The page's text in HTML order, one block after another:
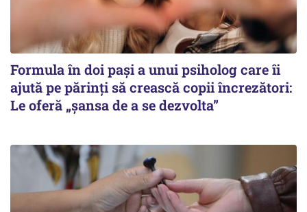
Formula în doi pași a unui psiholog care îi
ajută pe părinți să crească copii încrezători:
Le oferă „șansa de a se dezvolta”